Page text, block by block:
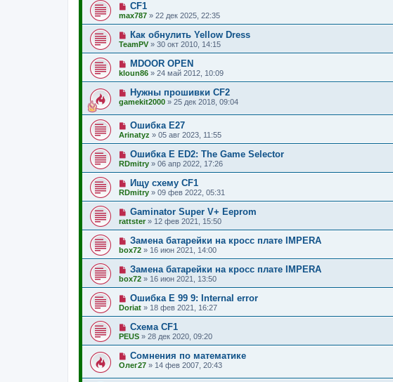
CF1
max787 » 22 дек 2025, 22:35
Как обнулить Yellow Dress
TeamPV » 30 окт 2010, 14:15
MDOOR OPEN
kloun86 » 24 май 2012, 10:09
Нужны прошивки CF2
gamekit2000 » 25 дек 2018, 09:04
Ошибка Е27
Arinatyz » 05 авг 2023, 11:55
Ошибка Е ЕD2: The Game Selector
RDmitry » 06 апр 2022, 17:26
Ищу схему CF1
RDmitry » 09 фев 2022, 05:31
Gaminator Super V+ Eeprom
rattster » 12 фев 2021, 15:50
Замена батарейки на кросс плате IMPERA
box72 » 16 июн 2021, 14:00
Замена батарейки на кросс плате IMPERA
box72 » 16 июн 2021, 13:50
Ошибка Е 99 9: Internal error
Doriat » 18 фев 2021, 16:27
Схема CF1
PEUS » 28 дек 2020, 09:20
Сомнения по математике
Олег27 » 14 фев 2007, 20:43